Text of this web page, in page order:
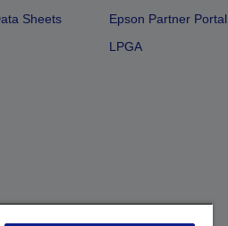
Sheets
Epson Partner Portal
LPGA